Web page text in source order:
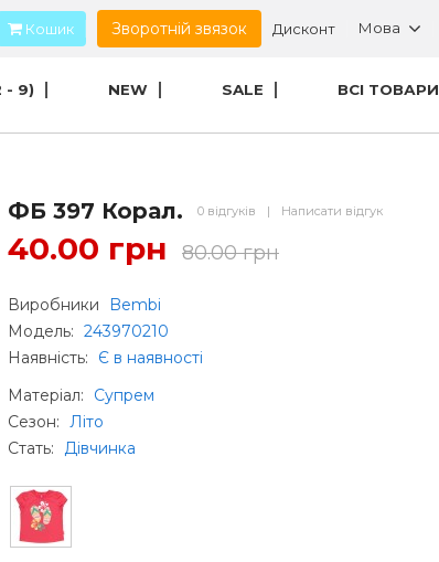
Кошик Зворотній звязок Дисконт Мова
- 9) NEW SALE ВСІ ТОВАРИ
ФБ 397 Корал. 0 відгуків | Написати відгук
40.00 грн 80.00 грн
Виробники
Bembi
Модель: 243970210
Наявність:
Є в наявності
Матеріал:
Супрем
Сезон: Літо
Стать: Дівчинка